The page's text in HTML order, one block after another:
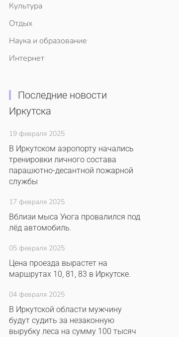
Культура
Отдых
Наука и образование
Интернет
Последние новости
Иркутска
19 февраля 2025
В Иркутском аэропорту начались
тренировки личного состава
парашютно-десантной пожарной
службы
17 февраля 2025
Вблизи мыса Уюга провалился под
лёд автомобиль.
05 февраля 2025
Цена проезда вырастет на
маршрутах 10, 81, 83 в Иркутске.
04 февраля 2025
В Иркутской области мужчину
будут судить за незаконную
вырубку леса на сумму 100 тысяч